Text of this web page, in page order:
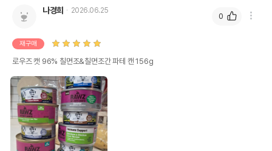
나경희 2026.06.25
재구매
로우즈 캣 96% 칠면조&칠면조간 파테 캔 156g
0